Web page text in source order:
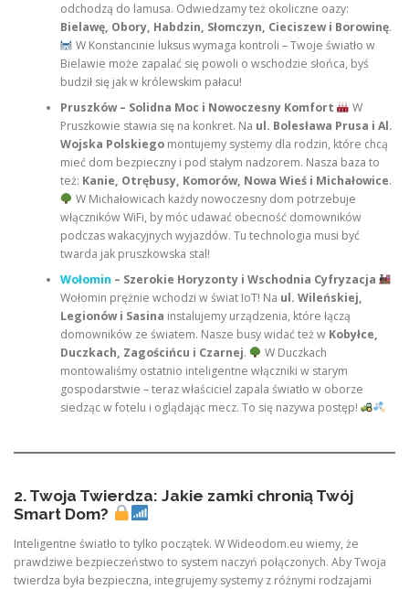
odchodzą do lamusa. Odwiedzamy też okoliczne oazy:
Bielawę, Obory, Habdzin, Słomczyn, Cieciszew i Borowinę.
W Konstancinie luksus wymaga kontroli – Twoje światło w
Bielawie może zapalać się powoli o wschodzie słońca, byś
budził się jak w królewskim pałacu!
Pruszków – Solidna Moc i Nowoczesny Komfort
W
Pruszkowie stawia się na konkret. Na ul. Bolesława Prusa i Al.
Wojska Polskiegomontujemy systemy dla rodzin, które chcą
mieć dom bezpieczny i pod stałym nadzorem. Nasza baza to
też: Kanie, Otrębusy, Komorów, Nowa Wieś i Michałowice.
W Michałowicach każdy nowoczesny dom potrzebuje
włączników WiFi, by móc udawać obecność domowników
podczas wakacyjnych wyjazdów. Tu technologia musi być
twarda jak pruszkowska stal!
Wołomin – Szerokie Horyzonty i Wschodnia Cyfryzacja
Wołomin prężnie wchodzi w świat IoT! Na ul. Wileńskiej,
Legionów i Sasina instalujemy urządzenia, które łączą
domowników ze światem. Nasze busy widać też w Kobyłce,
Duczkach, Zagościńcu i Czarnej.
W Duczkach
montowaliśmy ostatnio inteligentne włączniki w starym
gospodarstwie – teraz właściciel zapala światło w oborze
siedząc w fotelu i oglądając mecz. To się nazywa postęp!
2. Twoja Twierdza: Jakie zamki chronią Twój
Smart Dom?
Inteligentne światło to tylko początek. W Wideodom.eu wiemy, że
prawdziwe bezpieczeństwo to system naczyń połączonych. Aby Twoja
twierdza była bezpieczna, integrujemy systemy z różnymi rodzajami